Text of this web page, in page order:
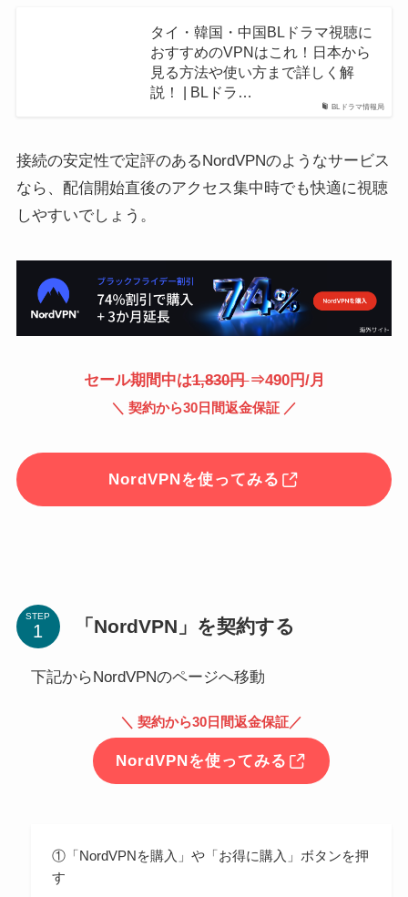
BLドラマ情報局
タイ・韓国・中国BLドラマ視聴に
おすすめのVPNはこれ！日本から
見る方法や使い方まで詳しく解
説！ | BLドラ…
接続の安定性で定評のあるNordVPNのようなサービス
なら、配信開始直後のアクセス集中時でも快適に視聴
しやすいでしょう。
セール期間中は1,830円⇒490円/月
＼ 契約から30日間返金保証 ／
NordVPNを使ってみる
STEP 「NordVPN」を契約する
下記からNordVPNのページへ移動
＼ 契約から30日間返金保証／
NordVPNを使ってみる
①「NordVPNを購入」や「お得に購入」ボタンを押
す